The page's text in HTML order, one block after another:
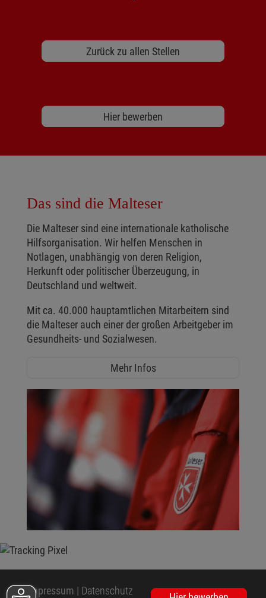
Zurück zu allen Stellen
Hier bewerben
Das sind die Malteser
Die Malteser sind eine internationale katholische
Hilfsorganisation. Wir helfen Menschen in
Notlagen, unabhängig von deren Religion,
Herkunft oder politischer Überzeugung, in
Deutschland und weltweit.
Mit ca. 40.000 hauptamtlichen Mitarbeitern sind
die Malteser auch einer der großen Arbeitgeber im
Gesundheits- und Sozialwesen.
Mehr Infos
Impressum | Datenschutz